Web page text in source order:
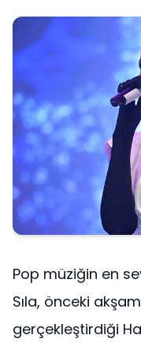
Pop müziğin en
Sıla, önceki
gerçekleştirdiği